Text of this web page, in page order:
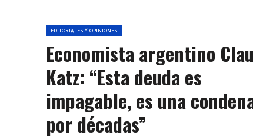
EDITORIALES Y OPINIONES
Economista argentino
Katz: “Esta deuda es
impagable, es una
por décadas”